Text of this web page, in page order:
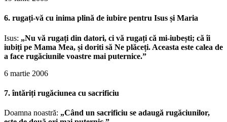
6. rugați-vă cu inima plină de iubire pentru Isus și Maria
Isus: „Nu vă rugați din datori, ci vă rugați că mi-iubești; că îi
iubiți pe Mama Mea, și doriti să Ne plăceți. Aceasta este calea de
a face rugăciunile voastre mai puternice.”
6 martie 2006
7. întăriți rugăciunea cu sacrificiu
Doamna noastră: „Când un sacrificiu se adaugă rugăciunilor,